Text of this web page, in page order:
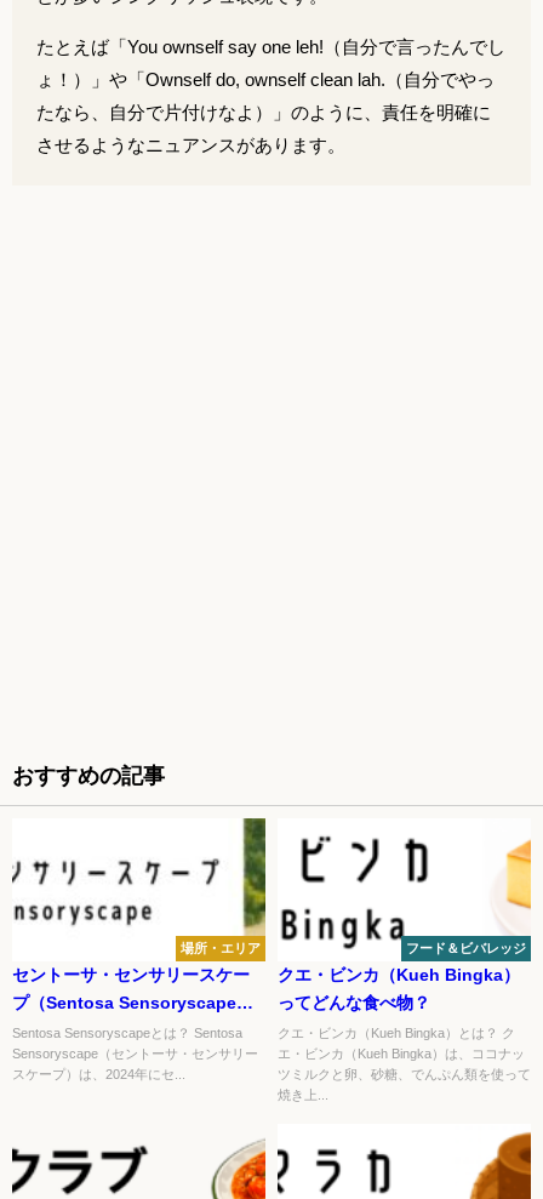
たとえば「You ownself say one leh!（自分で言ったんでし
ょ！）」や「Ownself do, ownself clean lah.（自分でやっ
たなら、自分で片付けなよ）」のように、責任を明確に
させるようなニュアンスがあります。
おすすめの記事
場所・エリア
セントーサ・センサリースケー
プ（Sentosa Sensoryscape）
ってどんな場所？
Sentosa Sensoryscapeとは？ Sentosa
Sensoryscape（セントーサ・センサリー
スケープ）は、2024年にセ...
フード＆ビバレッジ
クエ・ビンカ（Kueh Bingka）
ってどんな食べ物？
クエ・ビンカ（Kueh Bingka）とは？ ク
エ・ビンカ（Kueh Bingka）は、ココナッ
ツミルクと卵、砂糖、でんぷん類を使って
焼き上...